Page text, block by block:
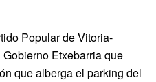
Popular de Vitoria-
Etxebarria que
que alberga el parking del